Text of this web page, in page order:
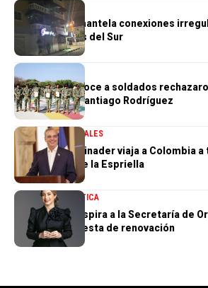
NACIONALES
EDEEste desmantela conexiones
sector Corales del Sur
NACIONALES
Ejército reconoce a soldados
operativo en Santiago Rodríguez
GOBIERNONACIONALES
Presidente Abinader viaja a Colombia
de Abelardo de la Espriella
NACIONALES POLÍTICA
Gloria Reyes aspira a la Secretaría de
con una propuesta de renovación